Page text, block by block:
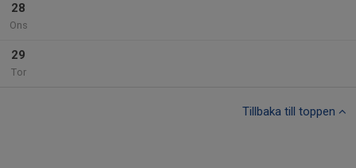
28
Ons
29
Tor
Tillbaka till toppen